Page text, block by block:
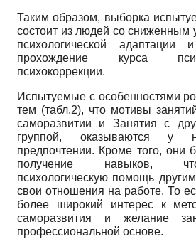
Таким образом, выборка
состоит из людей со сниженным
психологической адаптации
прохождение курса
психокоррекции.
Испытуемые с особенностями
тем (табл.2), что мотивы
саморазвитии и Занятия с
группой, оказываются
предпочтении. Кроме того, они
получение навыков,
психологическую помощь
свои отношения на работе. То
более широкий интерес к
саморазвития и желание
профессиональной основе.